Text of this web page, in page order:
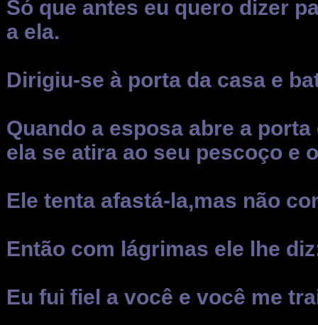
Só que antes eu quero dizer
a ela.
Dirigiu-se à porta da casa e
Quando a esposa abre a
ela se atira ao seu pescoço e
Ele tenta afastá-la,mas não
Então com lágrimas ele lhe
Eu fui fiel a você e você me